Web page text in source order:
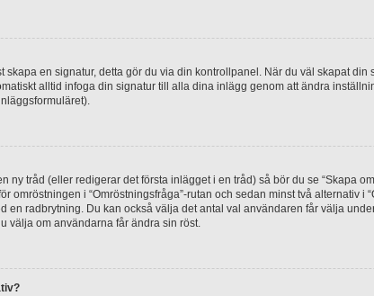
skapa en signatur, detta gör du via din kontrollpanel. När du väl skapat
alltid infoga din signatur till alla dina inlägg genom att ändra
ny tråd (eller redigerar det första inlägget i en tråd) så bör du se “Skapa
omröstningen i “Omröstningsfråga”-rutan och sedan minst två alternativ
en radbrytning. Du kan också välja det antal val användaren får välja
välja om användarna får ändra sin röst.